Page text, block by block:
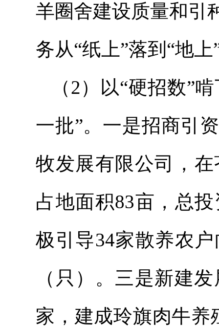
羊圈舍建设质量和引
务从“纸上”落到“地上
（2）以“硬招数”
一批”。 一是招商引
牧发展有限公司，
占地面积83亩，总
极引导34家散养农
（只）。 三是新建
家，建成玲旗肉牛养